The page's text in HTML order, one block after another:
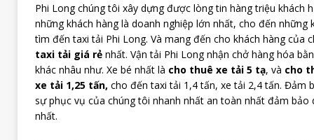
Phi Long chúng tôi xây dựng được lòng tin hàng triệu khách
những khách hàng là doanh nghiệp lớn nhất, cho đến những
tìm đến taxi tải Phi Long. Và mang đến cho khách hàng của
taxi tải giá rẻnhất. Vận tải Phi Long nhận chở hàng hóa
khác nhâu như. Xe bé nhất là cho thuê xe tải 5 tạ, và cho
xe tải 1,25 tấn, cho đến taxi tải 1,4 tấn, xe tải 2,4 tấn. Đảm
sự phục vụ của chúng tôi nhanh nhất an toàn nhất đảm bảo
nhất.